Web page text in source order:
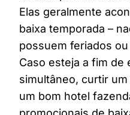
Elas geralmente
baixa temporada –
possuem feriados
Caso esteja a fim de
simultâneo, curtir
um bom hotel